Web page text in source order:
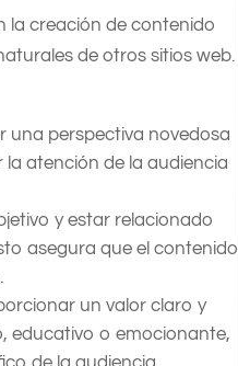
la creación de contenido
de otros sitios web.
una perspectiva novedosa
atención de la audiencia
y estar relacionado
asegura que el contenido
un valor claro y
educativo o emocionante,